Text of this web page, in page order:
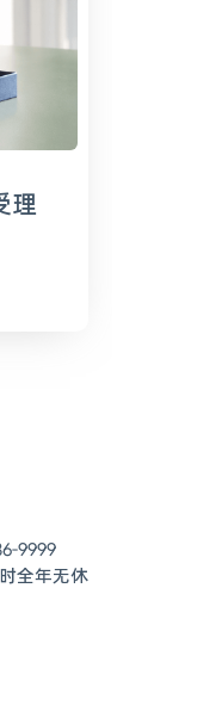
理
9999
全年无休